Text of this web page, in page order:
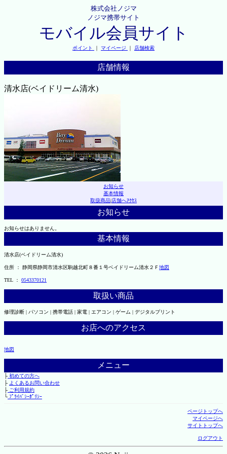
株式会社ノジマ
ノジマ携帯サイト
モバイル会員サイト
ポイント ｜ マイページ ｜ 店舗検索
店舗情報
清水店(ベイドリーム清水)
お知らせ
基本情報
取扱商品|店舗へｱｸｾｽ
お知らせ
お知らせはありません。
基本情報
清水店(ベイドリーム清水)
住所 ： 静岡県静岡市清水区駒越北町８番１号ベイドリーム清水２Ｆ 地図
TEL ： 0543370121
取扱い商品
修理診断 | パソコン | 携帯電話 | 家電 | エアコン | ゲーム | デジタルプリント
お店へのアクセス
地図
メニュー
├初めての方へ
├ よくあるお問い合わせ
├ご利用規約
└ﾌﾟﾗｲﾊﾞｼｰﾎﾟﾘｼｰ
ページトップへ
マイページへ
サイトトップへ
ログアウト